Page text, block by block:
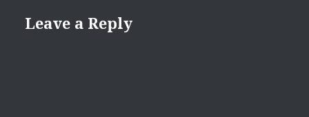
Leave a Reply